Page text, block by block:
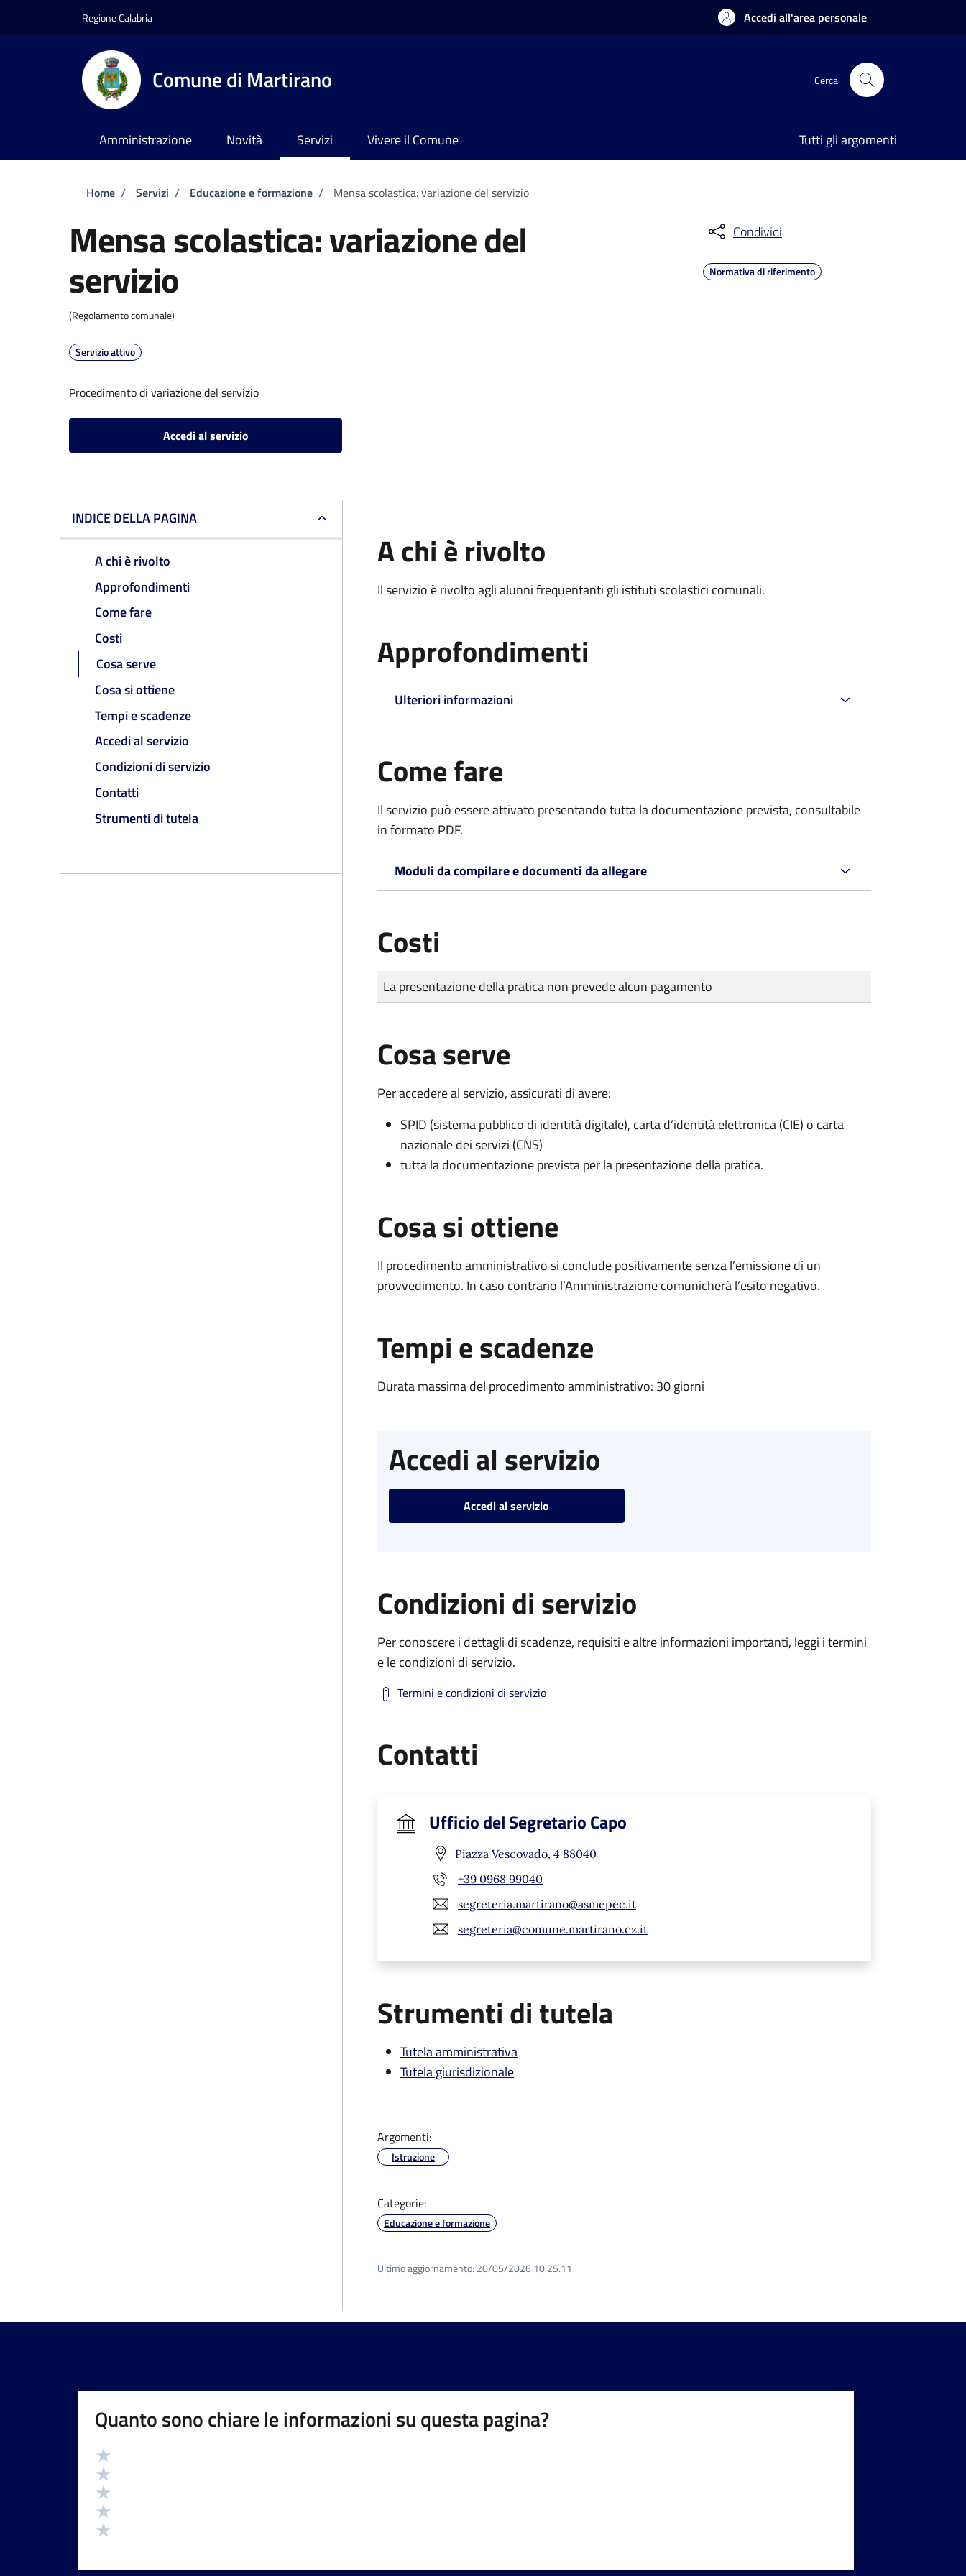
Regione Calabria Accedi all'area personale
Comune di Martirano Cerca
Amministrazione Novità Servizi Vivere il Comune Tutti gli argomenti
Briciole di pane
Home / Servizi / Educazione e formazione / Mensa scolastica: variazione del servizio
Mensa scolastica: variazione del
servizio
(Regolamento comunale)
Servizio attivo
Procedimento di variazione del servizio
Accedi al servizio
Condividi
Normativa di riferimento
INDICE DELLA PAGINA
A chi è rivolto
Approfondimenti
Come fare
Costi
Cosa serve
Cosa si ottiene
Tempi e scadenze
Accedi al servizio
Condizioni di servizio
Contatti
Strumenti di tutela
A chi è rivolto
Il servizio è rivolto agli alunni frequentanti gli istituti scolastici comunali.
Approfondimenti
Ulteriori informazioni
Come fare
Il servizio può essere attivato presentando tutta la documentazione prevista, consultabile
in formato PDF.
Moduli da compilare e documenti da allegare
Costi
Tipo di pagamento
Importo
La presentazione della pratica non prevede alcun pagamento
Cosa serve
Per accedere al servizio, assicurati di avere:
SPID (sistema pubblico di identità digitale), carta d’identità elettronica (CIE) o carta
nazionale dei servizi (CNS)
tutta la documentazione prevista per la presentazione della pratica.
Cosa si ottiene
Il procedimento amministrativo si conclude positivamente senza l’emissione di un
provvedimento. In caso contrario l’Amministrazione comunicherà l’esito negativo.
Tempi e scadenze
Durata massima del procedimento amministrativo: 30 giorni
Accedi al servizio
Accedi al servizio
Condizioni di servizio
Per conoscere i dettagli di scadenze, requisiti e altre informazioni importanti, leggi i termini
e le condizioni di servizio.
Termini e condizioni di servizio
Contatti
Ufficio del Segretario Capo
Piazza Vescovado, 4 88040
+39 0968 99040
segreteria.martirano@asmepec.it
segreteria@comune.martirano.cz.it
Strumenti di tutela
Tutela amministrativa
Tutela giurisdizionale
Argomenti:
Istruzione
Categorie:
Educazione e formazione
Ultimo aggiornamento: 20/05/2026 10:25.11
Quanto sono chiare le informazioni su questa pagina?
Valutazione